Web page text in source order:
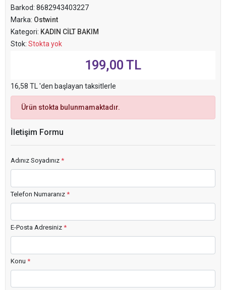
Barkod: 8682943403227
Marka: Ostwint
Kategori: KADIN CİLT BAKIM
Stok: Stokta yok
199,00 TL
16,58 TL 'den başlayan taksitlerle
Ürün stokta bulunmamaktadır.
İletişim Formu
Adınız Soyadınız *
Telefon Numaranız *
E-Posta Adresiniz *
Konu *